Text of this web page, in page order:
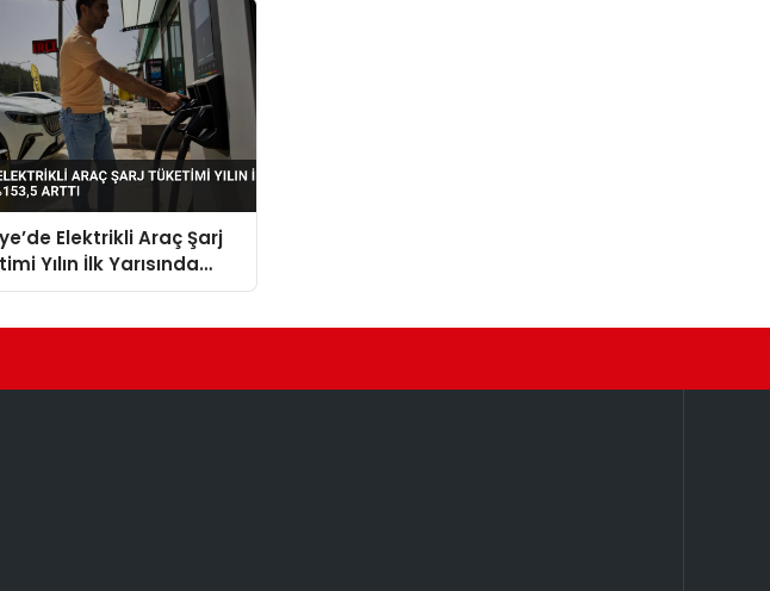
Elektrikli Araç Şarj
Yılın İlk Yarısında
Arttı